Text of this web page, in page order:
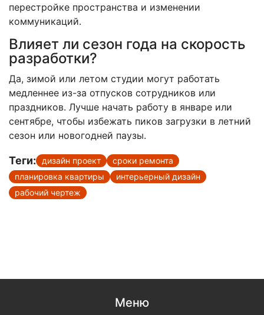
перестройке пространства и изменении
коммуникаций.
Влияет ли сезон года на скорость
разработки?
Да, зимой или летом студии могут работать
медленнее из-за отпусков сотрудников или
праздников. Лучше начать работу в январе или
сентябре, чтобы избежать пиков загрузки в летний
сезон или новогодней паузы.
Теги: дизайн проект
сроки ремонта
планировка квартиры
интерьерный дизайн
рабочий чертеж
Меню